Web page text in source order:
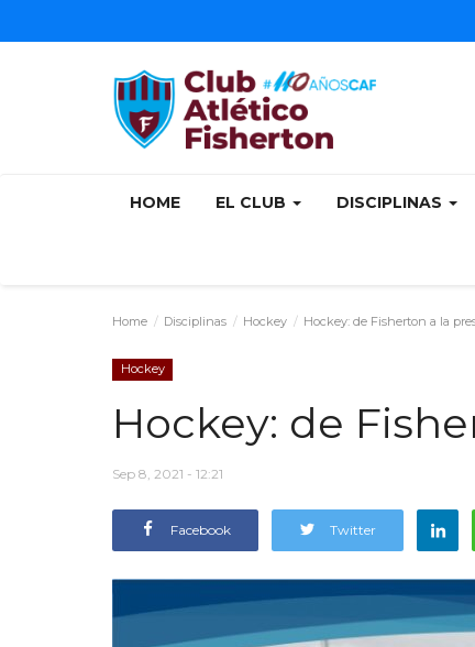
HOME EL CLUB DISCIPLINAS
Home Disciplinas Hockey Hockey: de Fisherton a la
Hockey
Hockey: de
Sep 8, 2021 - 12:21
Facebook Twitter